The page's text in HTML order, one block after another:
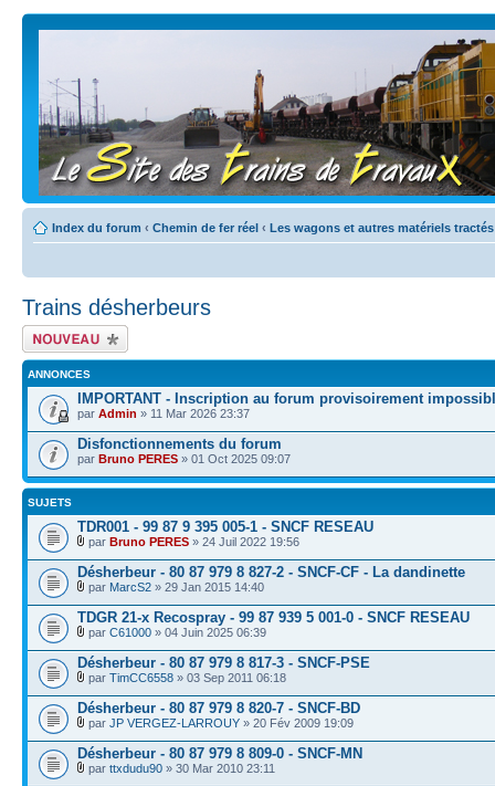
Index du forum ‹ Chemin de fer réel ‹ Les wagons et autres matériels tractés
Trains désherbeurs
Écrire un nouveau
sujet
ANNONCES
IMPORTANT - Inscription au forum provisoirement
par Admin » 11 Mar 2026 23:37
Disfonctionnements du forum
par Bruno PERES » 01 Oct 2025 09:07
SUJETS
TDR001 - 99 87 9 395 005-1 - SNCF RESEAU
par Bruno PERES » 24 Juil 2022 19:56
Désherbeur - 80 87 979 8 827-2 - SNCF-CF - La dandinette
par MarcS2 » 29 Jan 2015 14:40
TDGR 21-x Recospray - 99 87 939 5 001-0 - SNCF RESEAU
par C61000 » 04 Juin 2025 06:39
Désherbeur - 80 87 979 8 817-3 - SNCF-PSE
par TimCC6558 » 03 Sep 2011 06:18
Désherbeur - 80 87 979 8 820-7 - SNCF-BD
par JP VERGEZ-LARROUY » 20 Fév 2009 19:09
Désherbeur - 80 87 979 8 809-0 - SNCF-MN
par ttxdudu90 » 30 Mar 2010 23:11